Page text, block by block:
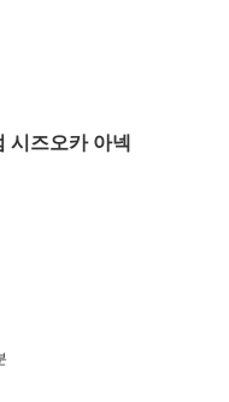
시즈오카 아넥